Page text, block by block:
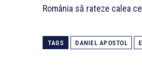
România să rateze calea
TAGS DANIEL APOSTOL